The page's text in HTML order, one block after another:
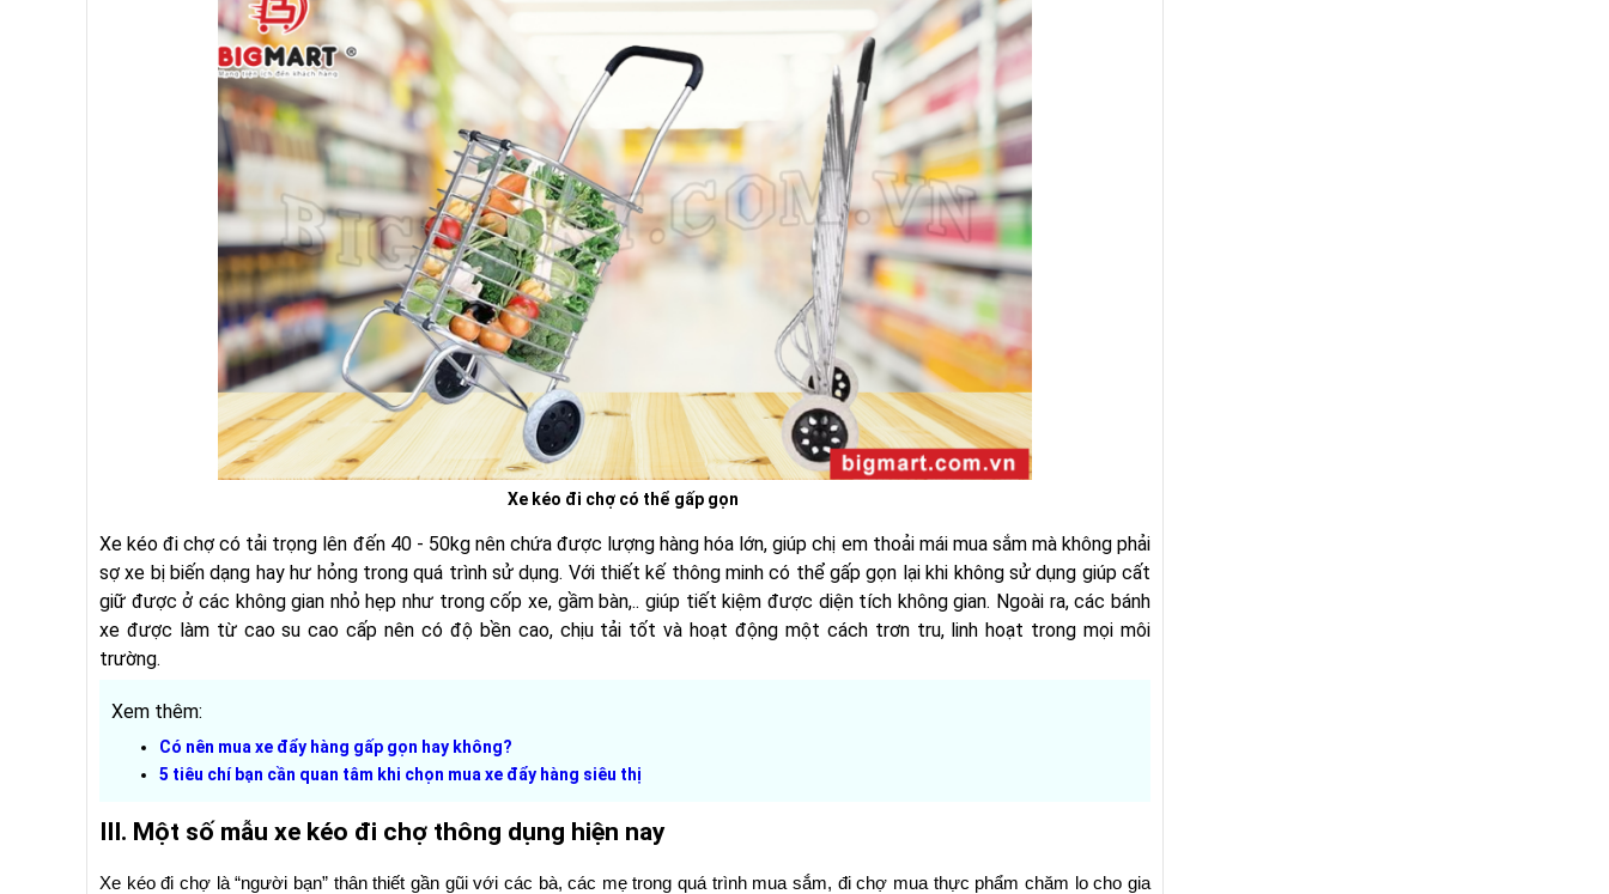
Xe kéo đi chợ có thể gấp gọn
Xe kéo đi chợ có tải trọng lên đến 40 - 50kg nên chứa được lượng hàng hóa lớn, giúp chị em thoải mái mua sắm mà không phải
sợ xe bị biến dạng hay hư hỏng trong quá trình sử dụng. Với thiết kế thông minh có thể gấp gọn lại khi không sử dụng giúp cất
giữ được ở các không gian nhỏ hẹp như trong cốp xe, gầm bàn,.. giúp tiết kiệm được diện tích không gian. Ngoài ra, các bánh
xe được làm từ cao su cao cấp nên có độ bền cao, chịu tải tốt và hoạt động một cách trơn tru, linh hoạt trong mọi môi
trường.
Xem thêm:
Có nên mua xe đẩy hàng gấp gọn hay không?
5 tiêu chí bạn cần quan tâm khi chọn mua xe đẩy hàng siêu thị
III. Một số mẫu xe kéo đi chợ thông dụng hiện nay
Xe kéo đi chợ là “người bạn” thân thiết gần gũi với các bà, các mẹ trong quá trình mua sắm, đi chợ mua thực phẩm chăm lo cho gia